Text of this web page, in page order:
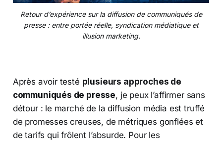
Retour d’expérience sur la diffusion de communiqués de
presse : entre portée réelle, syndication médiatique et
illusion marketing.
Après avoir testé plusieurs approches de
communiqués de presse, je peux l’affirmer sans
détour : le marché de la diffusion média est truffé
de promesses creuses, de métriques gonflées et
de tarifs qui frôlent l’absurde. Pour les